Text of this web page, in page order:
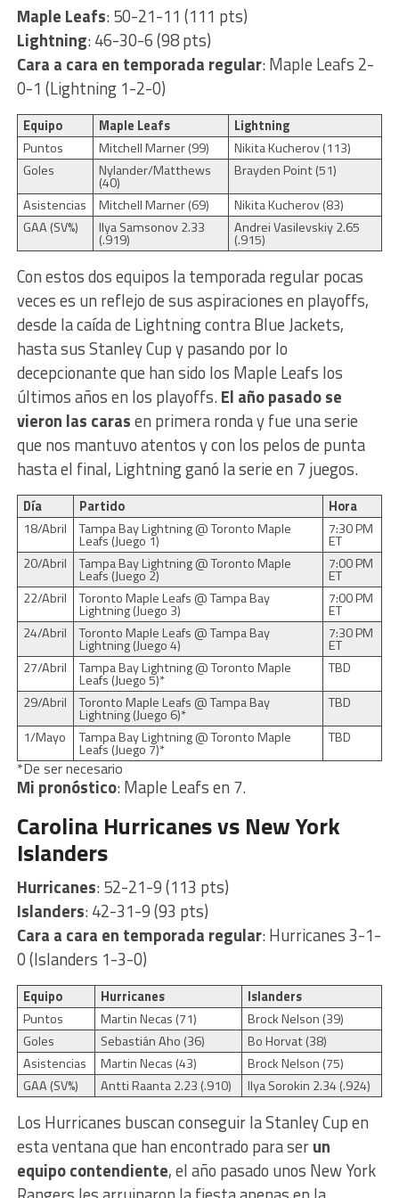
Maple Leafs: 50-21-11 (111 pts)
Lightning: 46-30-6 (98 pts)
Cara a cara en temporada regular: Maple Leafs 2-
0-1 (Lightning 1-2-0)
Equipo Maple Leafs
Lightning
Puntos
Mitchell Marner (99)
Nikita Kucherov (113)
Goles
Nylander/Matthews
(40)
Brayden Point (51)
Asistencias
Mitchell Marner (69)
Nikita Kucherov (83)
GAA (SV%)
Ilya Samsonov 2.33
(.919)
Andrei Vasilevskiy 2.65
(.915)
Con estos dos equipos la temporada regular pocas
veces es un reflejo de sus aspiraciones en playoffs,
desde la caída de Lightning contra Blue Jackets,
hasta sus Stanley Cup y pasando por lo
decepcionante que han sido los Maple Leafs los
últimos años en los playoffs.El año pasado se
vieron las carasen primera ronda y fue una serie
que nos mantuvo atentos y con los pelos de punta
hasta el final, Lightning ganó la serie en 7 juegos.
Día Partido
Hora
18/Abril
Tampa Bay Lightning @ Toronto Maple
Leafs (Juego 1)
7:30 PM
ET
20/Abril
Tampa Bay Lightning @ Toronto Maple
Leafs (Juego 2)
7:00 PM
ET
22/Abril
Toronto Maple Leafs @ Tampa Bay
Lightning (Juego 3)
7:00 PM
ET
24/Abril
Toronto Maple Leafs @ Tampa Bay
Lightning (Juego 4)
7:30 PM
ET
27/Abril
Tampa Bay Lightning @ Toronto Maple
Leafs (Juego 5)*
TBD
29/Abril
Toronto Maple Leafs @ Tampa Bay
Lightning (Juego 6)*
TBD
1/Mayo
Tampa Bay Lightning @ Toronto Maple
Leafs (Juego 7)*
TBD
*De ser necesario
Mi pronóstico: Maple Leafs en 7.
Carolina Hurricanes vs New York
Islanders
Hurricanes: 52-21-9 (113 pts)
Islanders: 42-31-9 (93 pts)
Cara a cara en temporada regular: Hurricanes 3-1-
0 (Islanders 1-3-0)
Equipo Hurricanes
Islanders
Puntos
Martin Necas (71)
Brock Nelson (39)
Goles
Sebastián Aho (36)
Bo Horvat (38)
Asistencias
Martin Necas (43)
Brock Nelson (75)
GAA (SV%)
Antti Raanta 2.23 (.910) Ilya Sorokin 2.34 (.924)
Los Hurricanes buscan conseguir la Stanley Cup en
esta ventana que han encontrado para serun
equipo contendiente, el año pasado unos New York